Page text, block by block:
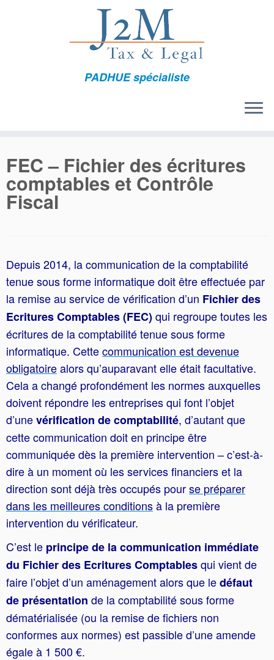
PADHUE spécialiste
FEC – Fichier des écritures
comptables et Contrôle
Fiscal
Depuis 2014, la communication de la comptabilité
tenue sous forme informatique doit être effectuée par
la remise au service de vérification d’un Fichier des
Ecritures Comptables (FEC)qui regroupe toutes les
écritures de la comptabilité tenue sous forme
informatique. Cettecommunication est devenue
obligatoirealors qu’auparavant elle était facultative.
Cela a changé profondément les normes auxquelles
doivent répondre les entreprises qui font l’objet
d’unevérification de comptabilité, d’autant que
cette communication doit en principe être
communiquée dès la première intervention – c’est-à-
dire à un moment où les services financiers et la
direction sont déjà très occupés pourse préparer
dans les meilleures conditionsà la première
intervention du vérificateur.
C’est le principe de la communication immédiate
du Fichier des Ecritures Comptablesqui vient de
faire l’objet d’un aménagement alors que ledéfaut
de présentation de la comptabilité sous forme
dématérialisée (ou la remise de fichiers non
conformes aux normes) est passible d’une amende
égale à 1 500 €.